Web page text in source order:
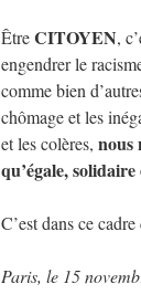
ÊtreCITOYEN,
engendrer le
comme bien
chômage et les
et les colères, nous
qu’égale,
C’est dans ce
Paris, le 15